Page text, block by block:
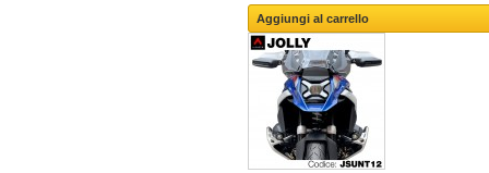
Aggiungi al carrello